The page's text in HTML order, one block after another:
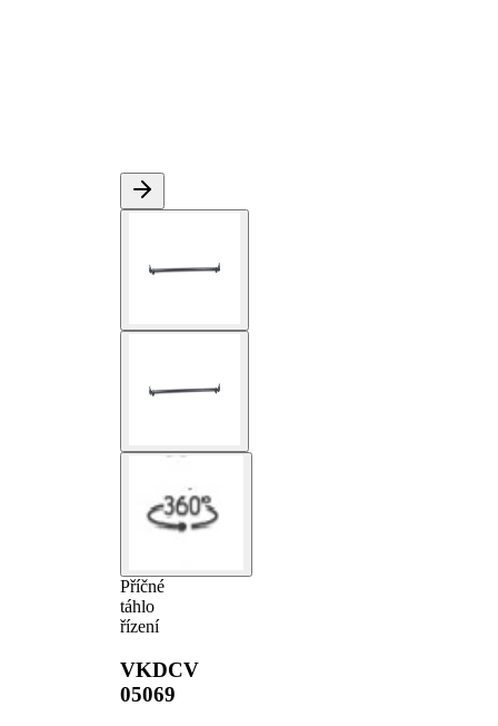
Příčné
táhlo
řízení
VKDCV
05069